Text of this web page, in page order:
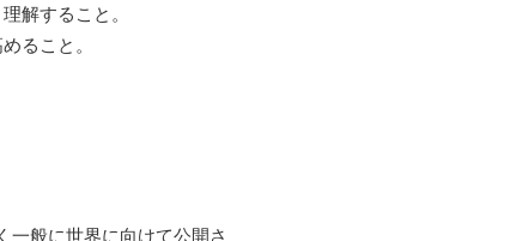
解すること。
ること。
一般に世界に向けて公開さ